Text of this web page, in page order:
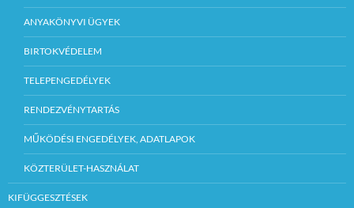
ANYAKÖNYVI ÜGYEK
BIRTOKVÉDELEM
TELEPENGEDÉLYEK
RENDEZVÉNYTARTÁS
MŰKÖDÉSI ENGEDÉLYEK, ADATLAPOK
KÖZTERÜLET-HASZNÁLAT
KIFÜGGESZTÉSEK